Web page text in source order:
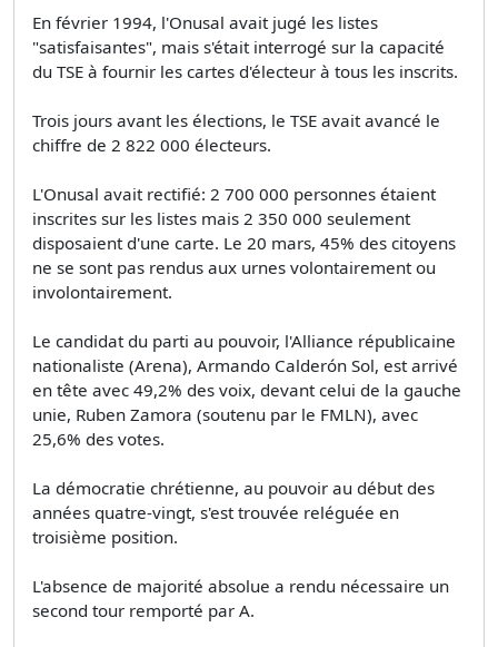
En février 1994, l'Onusal avait jugé les listes
"satisfaisantes", mais s'était interrogé sur la capacité
du TSE à fournir les cartes d'électeur à tous les inscrits.
Trois jours avant les élections, le TSE avait avancé le
chiffre de 2 822 000 électeurs.
L'Onusal avait rectifié: 2 700 000 personnes étaient
inscrites sur les listes mais 2 350 000 seulement
disposaient d'une carte. Le 20 mars, 45% des citoyens
ne se sont pas rendus aux urnes volontairement ou
involontairement.
Le candidat du parti au pouvoir, l'Alliance républicaine
nationaliste (Arena), Armando Calderón Sol, est arrivé
en tête avec 49,2% des voix, devant celui de la gauche
unie, Ruben Zamora (soutenu par le FMLN), avec
25,6% des votes.
La démocratie chrétienne, au pouvoir au début des
années quatre-vingt, s'est trouvée reléguée en
troisième position.
L'absence de majorité absolue a rendu nécessaire un
second tour remporté par A.